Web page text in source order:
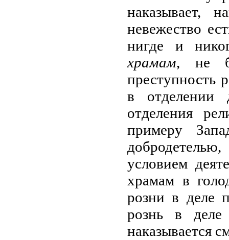
наказывает,
невежество
нигде и
храмам, не
преступность
в отделении
отделения
примеру
условием
храмам в
розни в деле
рознь в деле
наказывается